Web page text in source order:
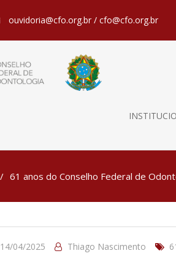
ouvidoria@cfo.org.br / cfo@cfo.org.br
61 anos do Conselho Federal de
14/04/2025 Thiago Nascimento